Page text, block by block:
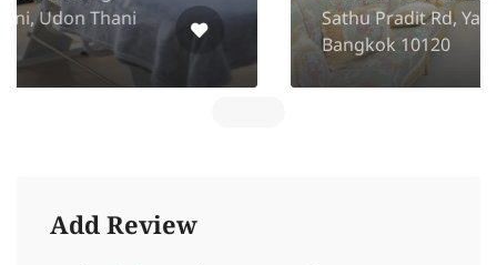
Sathu Pradit Rd, Yan Nawa,
Bangkok 10120
Add Review